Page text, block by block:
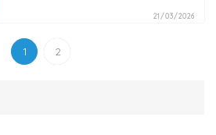
21/03/2026
1 2